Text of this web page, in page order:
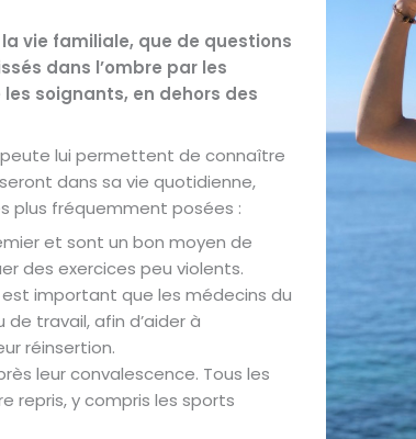
vie familiale, que de questions
dans l’ombre par les
soignants, en dehors des
lui permettent de connaître
dans sa vie quotidienne,
plus fréquemment posées :
et sont un bon moyen de
des exercices peu violents.
est important que les médecins du
travail, afin d’aider à
réinsertion.
leur convalescence. Tous les
repris, y compris les sports